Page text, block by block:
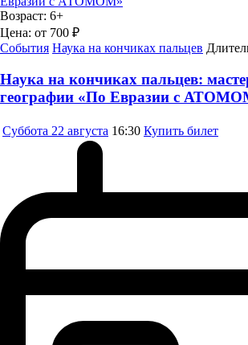
Возраст: 6+
Цена: от 700 ₽
События Наука на кончиках пальцев
Наука на кончиках пальцев:
географии «По Евразии с
Суббота 22 августа 16:30 Купить билет